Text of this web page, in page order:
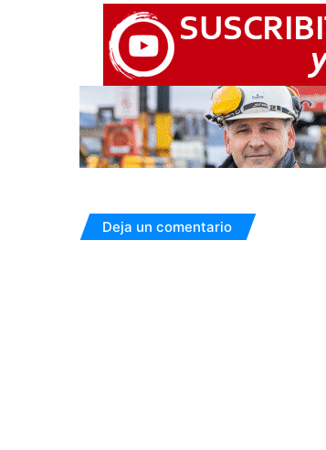
Deja un comentario